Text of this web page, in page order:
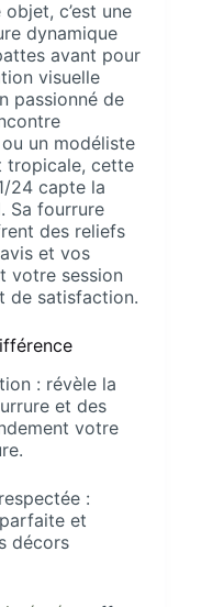
c’est une
dynamique
avant pour
visuelle
passionné de
un modéliste
tropicale, cette
24 capte la
Sa fourrure
des reliefs
et vos
votre session
de satisfaction.
: révèle la
et des
votre
:
et
décors